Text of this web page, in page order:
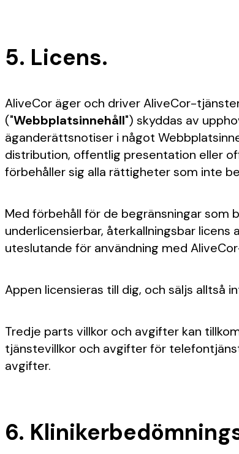
5. Licens.
AliveCor äger och driver AliveCor-
("Webbplatsinnehåll") skyddas av
äganderättsnotiser i något
distribution, offentlig presentation eller
förbehåller sig alla rättigheter som inte
Med förbehåll för de begränsningar som
underlicensierbar, återkallningsbar
uteslutande för användning med
Appen licensieras till dig, och säljs alltså
Tredje parts villkor och avgifter kan
tjänstevillkor och avgifter för
avgifter.
6.